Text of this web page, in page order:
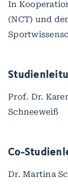
In
(NCT) und
Prof. Dr.
Schneeweiß
Co-
Dr. Martina